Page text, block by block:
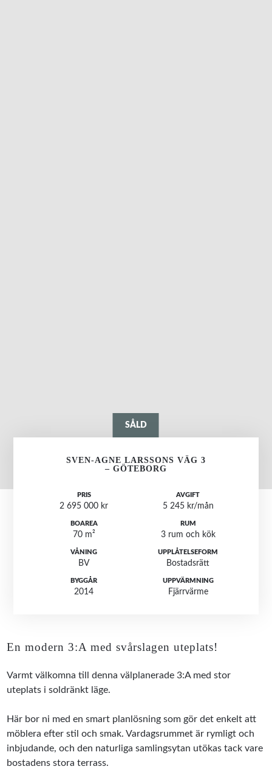
SÅLD
SVEN-AGNE LARSSONS VÄG 3
– GÖTEBORG
PRIS
2 695 000 kr
AVGIFT
5 245 kr/mån
BOAREA
70 m²
RUM
3 rum och kök
VÅNING
BV
UPPLÅTELSEFORM
Bostadsrätt
BYGGÅR
2014
UPPVÄRMNING
Fjärrvärme
En modern 3:A med svårslagen uteplats!
Varmt välkomna till denna välplanerade 3:A med stor
uteplats i soldränkt läge.
Här bor ni med en smart planlösning som gör det enkelt att
möblera efter stil och smak. Vardagsrummet är rymligt och
inbjudande, och den naturliga samlingsytan utökas tack vare
bostadens stora terrass.